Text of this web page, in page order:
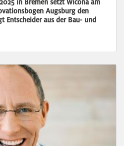
in Bremen setzt Wicona am
Augsburg den
Entscheider aus der Bau- und